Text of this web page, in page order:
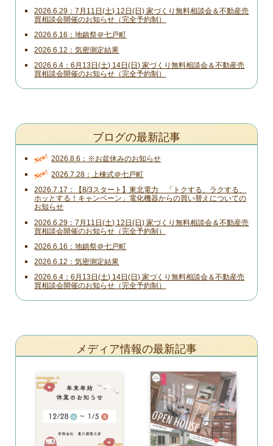
2026.6.29
7月11日(土) 12日(日) 家づくり無料相談会＆不動産売
買相談会開催のお知らせ（完全予約制）
2026.6.16 地鎮祭＠七戸町
2026.6.12 気密測定結果
2026.6.4
6月13日(土) 14日(日) 家づくり無料相談会＆不動産売
買相談会開催のお知らせ（完全予約制）
ブログの最新記事
New! 2026.8.6 ※お盆休みのお知らせ
New! 2026.7.28 上棟式＠七戸町
2026.7.17
【8/3スタート】東北電力 「トクする、ラクする、
ホッとする！キャンペーン」電化機器からの買い替えについての
お知らせ
2026.6.29
7月11日(土) 12日(日) 家づくり無料相談会＆不動産売
買相談会開催のお知らせ（完全予約制）
2026.6.16 地鎮祭＠七戸町
2026.6.12 気密測定結果
2026.6.4
6月13日(土) 14日(日) 家づくり無料相談会＆不動産売
買相談会開催のお知らせ（完全予約制）
メディア情報の最新記事